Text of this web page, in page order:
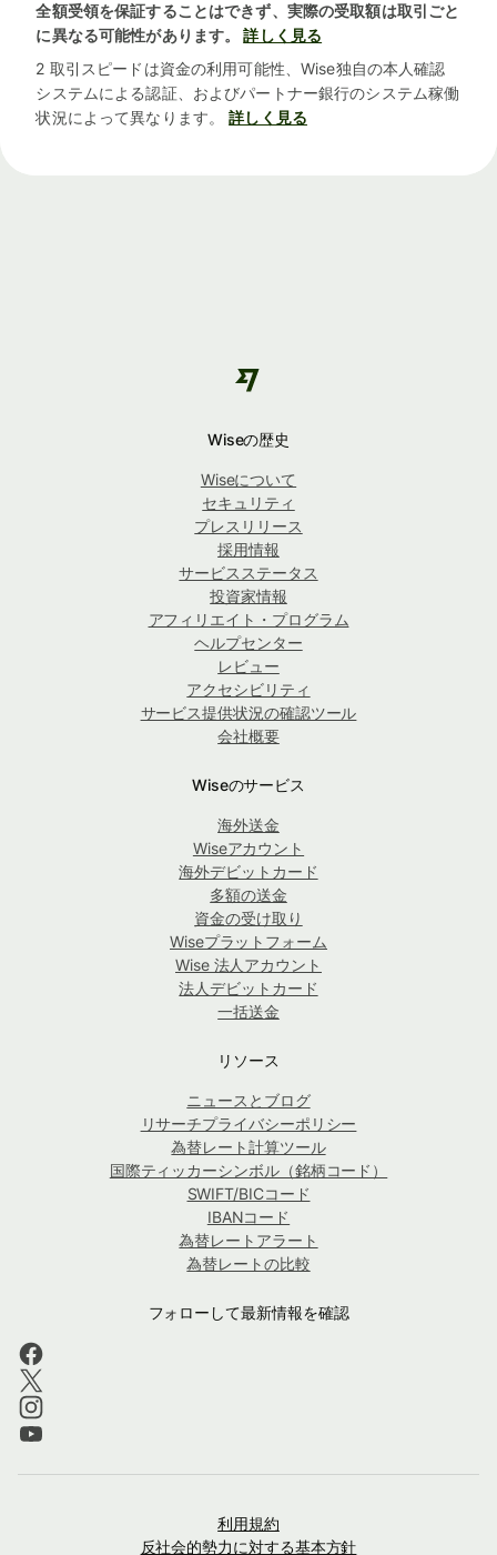
全額受領を保証することはできず、実際の受取額は取引ごと
に異なる可能性があります。
詳しく見る
2 取引スピードは資金の利用可能性、Wise独自の本人確認
システムによる認証、およびパートナー銀行のシステム稼働
状況によって異なります。
詳しく見る
Wiseの歴史
Wiseについて
セキュリティ
プレスリリース
採用情報
サービスステータス
投資家情報
アフィリエイト・プログラム
ヘルプセンター
レビュー
アクセシビリティ
サービス提供状況の確認ツール
会社概要
Wiseのサービス
海外送金
Wiseアカウント
海外デビットカード
多額の送金
資金の受け取り
Wiseプラットフォーム
Wise 法人アカウント
法人デビットカード
一括送金
リソース
ニュースとブログ
リサーチプライバシーポリシー
為替レート計算ツール
国際ティッカーシンボル（銘柄コード）
SWIFT/BICコード
IBANコード
為替レートアラート
為替レートの比較
フォローして最新情報を確認
利用規約
反社会的勢力に対する基本方針